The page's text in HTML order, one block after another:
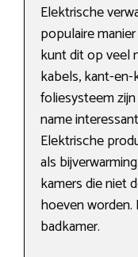
Elektrische
populaire
kunt dit op veel
kabels, kant-
foliesysteem
name
Elektrische
als
kamers die niet
hoeven
badkamer.